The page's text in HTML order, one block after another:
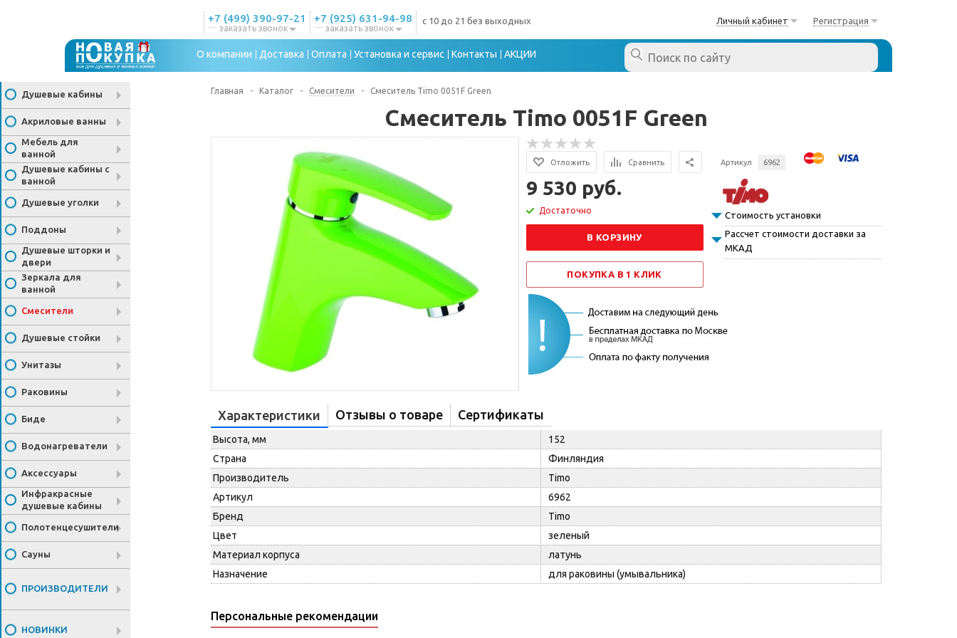
+7 (499) 390-97-21
заказать звонок
+7 (925) 631-94-98
заказать звонок
с 10 до 21 без выходных Личный кабинет Регистрация
О компании Доставка Оплата Установка и сервис Контакты АКЦИИ
Душевые кабины
Акриловые ванны
Мебель для
ванной
Душевые кабины с
ванной
Душевые уголки
Поддоны
Душевые шторки и
двери
Зеркала для
ванной
Смесители
Душевые стойки
Унитазы
Раковины
Биде
Водонагреватели
Аксессуары
Инфракрасные
душевые кабины
Полотенцесушители
Сауны
ПРОИЗВОДИТЕЛИ
НОВИНКИ
Главная - Каталог - Смесители - Смеситель Timo 0051F Green
Смеситель Timo 0051F Green
Отложить Сравнить Артикул 6962
9 530 руб.
Достаточно
В КОРЗИНУ
ПОКУПКА В 1 КЛИК
Стоимость установки
Рассчет стоимости доставки за
МКАД
Характеристики Отзывы о товаре Сертификаты
Высота, мм
152
Страна
Финляндия
Производитель
Timo
Артикул
6962
Бренд
Timo
Цвет
зеленый
Материал корпуса
латунь
Назначение
для раковины (умывальника)
Персональные рекомендации